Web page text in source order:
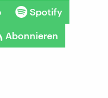
Spotify
Abonnieren